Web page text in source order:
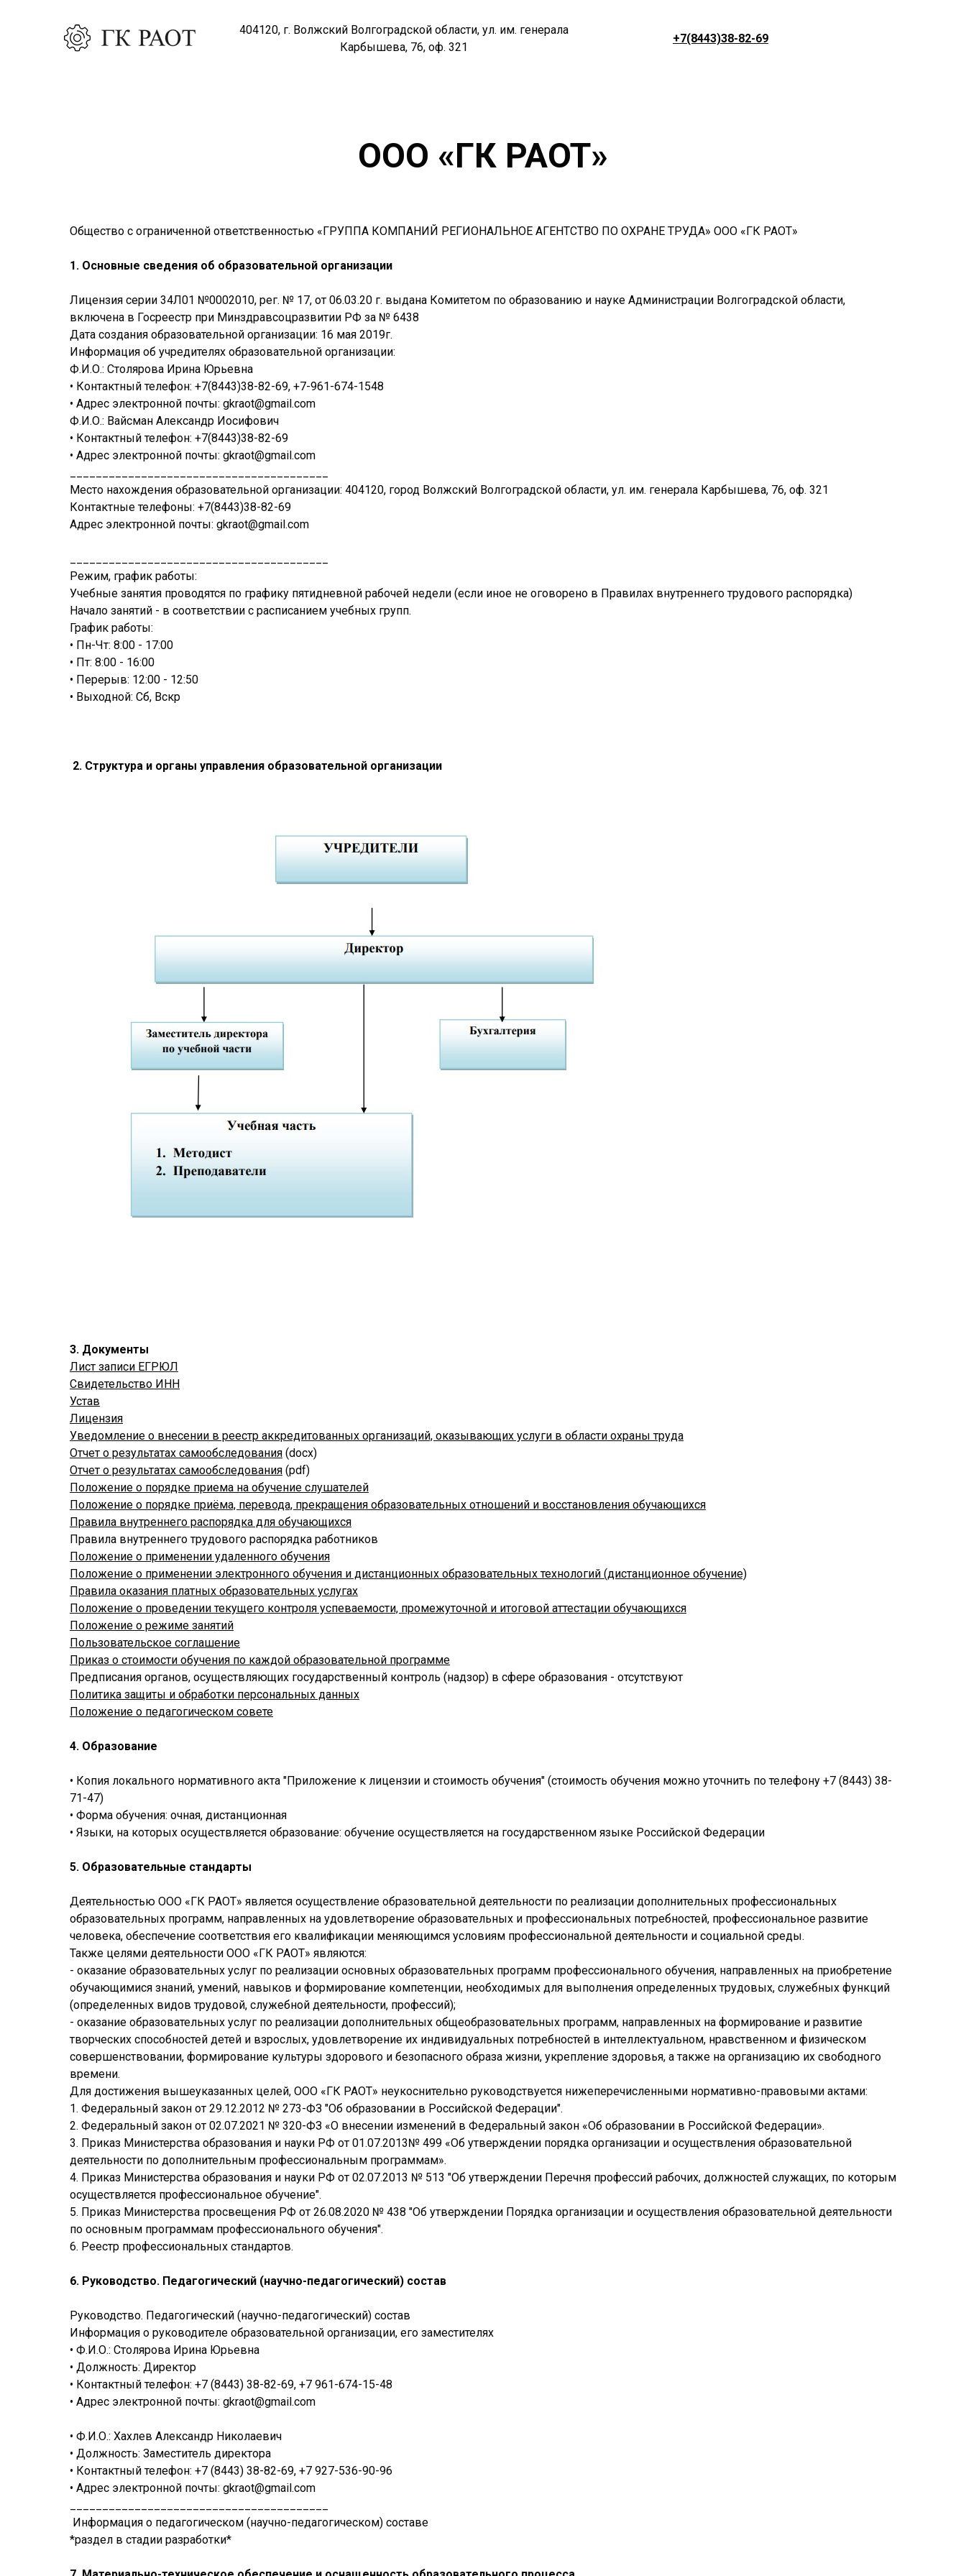
404120, г. Волжский Волгоградской области, ул. им. генерала
Карбышева, 76, оф. 321
+7(8443)38-82-69
ООО «ГК РАОТ»
Общество с ограниченной ответственностью «ГРУППА КОМПАНИЙ РЕГИОНАЛЬНОЕ АГЕНТСТВО ПО ОХРАНЕ ТРУДА» ООО «ГК РАОТ»
1. Основные сведения об образовательной организации
Лицензия серии 34Л01 №0002010, рег. № 17, от 06.03.20 г. выдана Комитетом по образованию и науке Администрации Волгоградской области,
включена в Госреестр при Минздравсоцразвитии РФ за № 6438
Дата создания образовательной организации: 16 мая 2019г.
Информация об учредителях образовательной организации:
Ф.И.О.: Столярова Ирина Юрьевна
• Контактный телефон: +7(8443)38-82-69, +7-961-674-1548
• Адрес электронной почты: gkraot@gmail.com
Ф.И.О.: Вайсман Александр Иосифович
• Контактный телефон: +7(8443)38-82-69
• Адрес электронной почты: gkraot@gmail.com
Место нахождения образовательной организации: 404120, город Волжский Волгоградской области, ул. им. генерала Карбышева, 76, оф. 321
Контактные телефоны: +7(8443)38-82-69
Адрес электронной почты: gkraot@gmail.com
Режим, график работы:
Учебные занятия проводятся по графику пятидневной рабочей недели (если иное не оговорено в Правилах внутреннего трудового распорядка)
Начало занятий - в соответствии с расписанием учебных групп.
График работы:
• Пн-Чт: 8:00 - 17:00
• Пт: 8:00 - 16:00
• Перерыв: 12:00 - 12:50
• Выходной: Сб, Вскр
2. Структура и органы управления образовательной организации
3. Документы
Лист записи ЕГРЮЛ
Свидетельство ИНН
Устав
Лицензия
Уведомление о внесении в реестр аккредитованных организаций, оказывающих услуги в области охраны труда
Отчет о результатах самообследования (docx)
Отчет о результатах самообследования (pdf)
Положение о порядке приема на обучение слушателей
Положение о порядке приёма, перевода, прекращения образовательных отношений и восстановления обучающихся
Правила внутреннего распорядка для обучающихся
Правила внутреннего трудового распорядка работников
Положение o применении удаленного обучения
Положение o применении электронного обучения и дистанционных образовательных технологий (дистанционное обучение)
Правила оказания платных образовательных услугах
Положение o проведении текущего контроля успеваемости, промежуточной и итоговой аттестации обучающихся
Положение о режиме занятий
Пользовательское соглашение
Приказ о стоимости обучения по каждой образовательной программе
Предписания органов, осуществляющих государственный контроль (надзор) в сфере образования - отсутствуют
Политика защиты и обработки персональных данных
Положение о педагогическом совете
4. Образование
• Копия локального нормативного акта "Приложение к лицензии и стоимость обучения" (стоимость обучения можно уточнить по телефону +7 (8443) 38-
71-47)
• Форма обучения: очная, дистанционная
• Языки, на которых осуществляется образование: обучение осуществляется на государственном языке Российской Федерации
5. Образовательные стандарты
Деятельностью ООО «ГК РАОТ» является осуществление образовательной деятельности по реализации дополнительных профессиональных
образовательных программ, направленных на удовлетворение образовательных и профессиональных потребностей, профессиональное развитие
человека, обеспечение соответствия его квалификации меняющимся условиям профессиональной деятельности и социальной среды.
Также целями деятельности ООО «ГК РАОТ» являются:
- оказание образовательных услуг по реализации основных образовательных программ профессионального обучения, направленных на приобретение
обучающимися знаний, умений, навыков и формирование компетенции, необходимых для выполнения определенных трудовых, служебных функций
(определенных видов трудовой, служебной деятельности, профессий);
- оказание образовательных услуг по реализации дополнительных общеобразовательных программ, направленных на формирование и развитие
творческих способностей детей и взрослых, удовлетворение их индивидуальных потребностей в интеллектуальном, нравственном и физическом
совершенствовании, формирование культуры здорового и безопасного образа жизни, укрепление здоровья, а также на организацию их свободного
времени.
Для достижения вышеуказанных целей, ООО «ГК РАОТ» неукоснительно руководствуется нижеперечисленными нормативно-правовыми актами:
1. Федеральный закон от 29.12.2012 № 273-ФЗ "Об образовании в Российской Федерации".
2. Федеральный закон от 02.07.2021 № 320-ФЗ «О внесении изменений в Федеральный закон «Об образовании в Российской Федерации».
3. Приказ Министерства образования и науки РФ от 01.07.2013№ 499 «Об утверждении порядка организации и осуществления образовательной
деятельности по дополнительным профессиональным программам».
4. Приказ Министерства образования и науки РФ от 02.07.2013 № 513 "Об утверждении Перечня профессий рабочих, должностей служащих, по которым
осуществляется профессиональное обучение".
5. Приказ Министерства просвещения РФ от 26.08.2020 № 438 "Об утверждении Порядка организации и осуществления образовательной деятельности
по основным программам профессионального обучения".
6. Реестр профессиональных стандартов.
6. Руководство. Педагогический (научно-педагогический) состав
Руководство. Педагогический (научно-педагогический) состав
Информация о руководителе образовательной организации, его заместителях
• Ф.И.О.: Столярова Ирина Юрьевна
• Должность: Директор
• Контактный телефон: +7 (8443) 38-82-69, +7 961-674-15-48
• Адрес электронной почты: gkraot@gmail.com
• Ф.И.О.: Хахлев Александр Николаевич
• Должность: Заместитель директора
• Контактный телефон: +7 (8443) 38-82-69, +7 927-536-90-96
• Адрес электронной почты: gkraot@gmail.com
Информация о педагогическом (научно-педагогическом) составе
*раздел в стадии разработки*